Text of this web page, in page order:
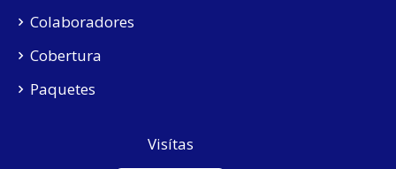
Colaboradores
Cobertura
Paquetes
Visítas